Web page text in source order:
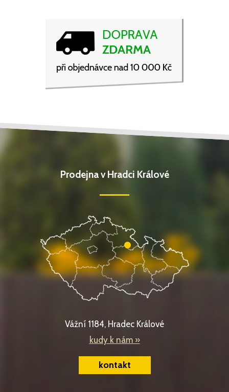
Prodejna v Hradci Králové
Vážní 1184, Hradec Králové
kudy k nám »
kontakt